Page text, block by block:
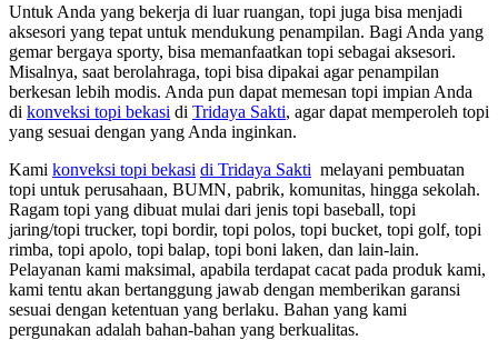
Untuk Anda yang bekerja di luar ruangan, topi juga bisa menjadi
aksesori yang tepat untuk mendukung penampilan. Bagi Anda yang
gemar bergaya sporty, bisa memanfaatkan topi sebagai aksesori.
Misalnya, saat berolahraga, topi bisa dipakai agar penampilan
berkesan lebih modis. Anda pun dapat memesan topi impian Anda
di konveksi topi bekasi di Tridaya Sakti, agar dapat memperoleh topi
yang sesuai dengan yang Anda inginkan.
Kami konveksi topi bekasi di Tridaya Sakti melayani pembuatan
topi untuk perusahaan, BUMN, pabrik, komunitas, hingga sekolah.
Ragam topi yang dibuat mulai dari jenis topi baseball, topi
jaring/topi trucker, topi bordir, topi polos, topi bucket, topi golf, topi
rimba, topi apolo, topi balap, topi boni laken, dan lain-lain.
Pelayanan kami maksimal, apabila terdapat cacat pada produk kami,
kami tentu akan bertanggung jawab dengan memberikan garansi
sesuai dengan ketentuan yang berlaku. Bahan yang kami
pergunakan adalah bahan-bahan yang berkualitas.